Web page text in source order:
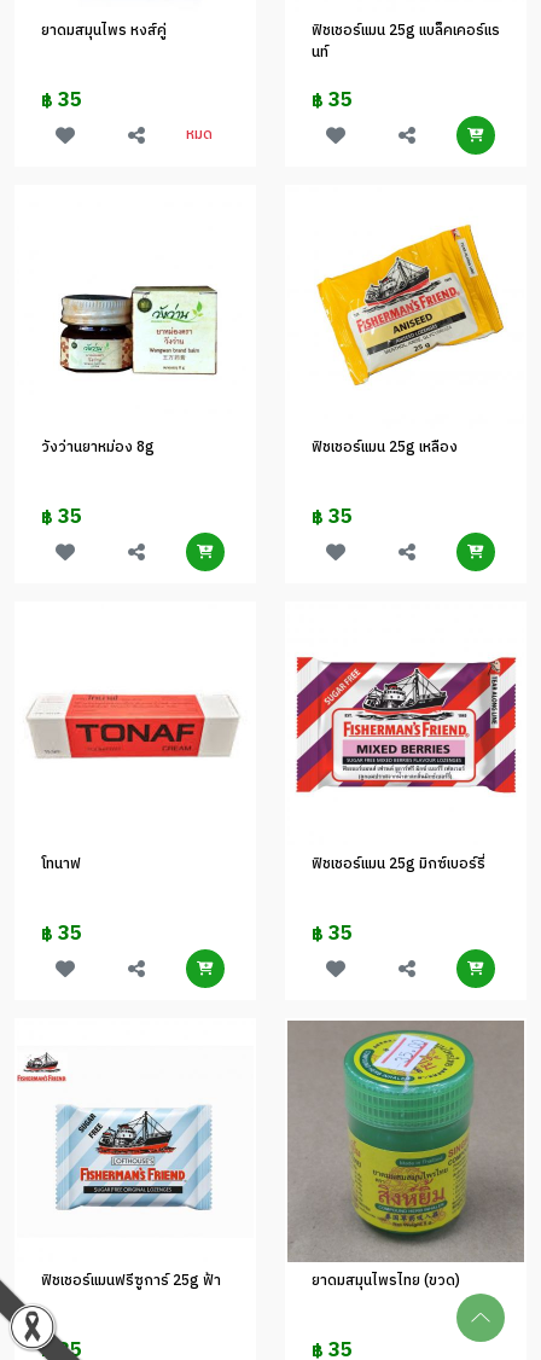
ยาดมสมุนไพร หงส์คู่
฿ 35
หมด
ฟิชเชอร์แมน 25g แบล็คเคอร์แร
นท์
฿ 35
วังว่านยาหม่อง 8g
฿ 35
ฟิชเชอร์แมน 25g เหลือง
฿ 35
โทนาฟ
฿ 35
ฟิชเชอร์แมน 25g มิกซ์เบอร์รี่
฿ 35
ฟิชเชอร์แมนฟรีซูการ์ 25g ฟ้า
฿ 35
ยาดมสมุนไพรไทย (ขวด)
฿ 35